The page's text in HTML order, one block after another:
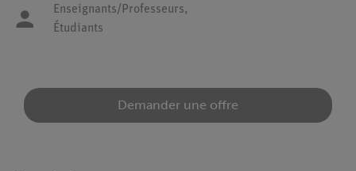
Enseignants/Professeurs,
Étudiants
Demander une offre